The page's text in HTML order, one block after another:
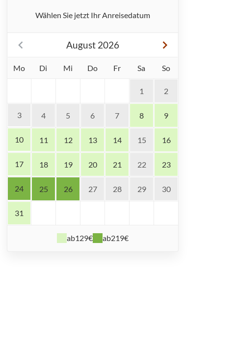
Wählen Sie jetzt Ihr Anreisedatum
August 2026
Mo Di Mi Do Fr Sa So
1 2
3 4 5 6 7 8 9
10 11 12 13 14 15 16
17 18 19 20 21 22 23
24 25 26 27 28 29 30
31
ab129€ ab219€